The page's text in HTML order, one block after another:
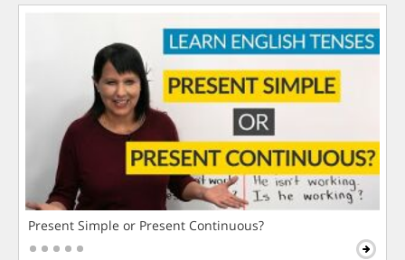
Present Simple or Present Continuous?